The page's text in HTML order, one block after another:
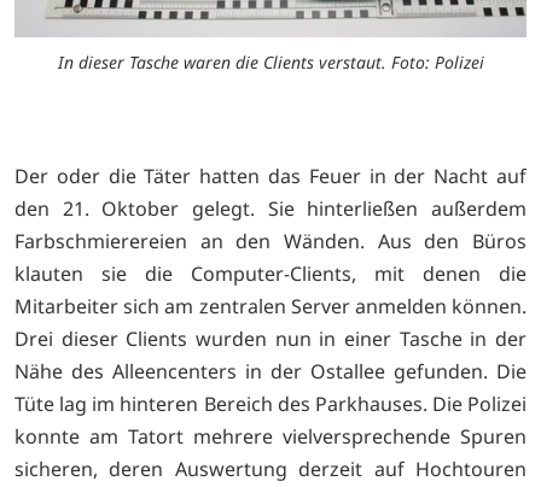
In dieser Tasche waren die Clients verstaut. Foto: Polizei
Der oder die Täter hatten das Feuer in der Nacht auf
den 21. Oktober gelegt. Sie hinterließen außerdem
Farbschmierereien an den Wänden. Aus den Büros
klauten sie die Computer-Clients, mit denen die
Mitarbeiter sich am zentralen Server anmelden können.
Drei dieser Clients wurden nun in einer Tasche in der
Nähe des Alleencenters in der Ostallee gefunden. Die
Tüte lag im hinteren Bereich des Parkhauses. Die Polizei
konnte am Tatort mehrere vielversprechende Spuren
sicheren, deren Auswertung derzeit auf Hochtouren